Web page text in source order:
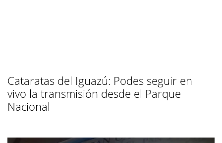
Cataratas del Iguazú: Podes seguir en
vivo la transmisión desde el Parque
Nacional